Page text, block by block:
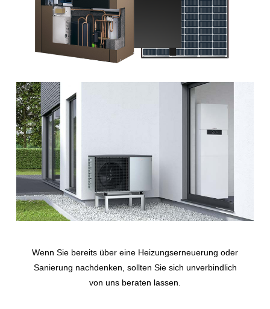
Wenn Sie bereits über eine Heizungserneuerung oder
Sanierung nachdenken, sollten Sie sich unverbindlich
von uns beraten lassen.